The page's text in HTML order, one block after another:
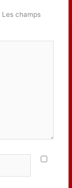
Les champs